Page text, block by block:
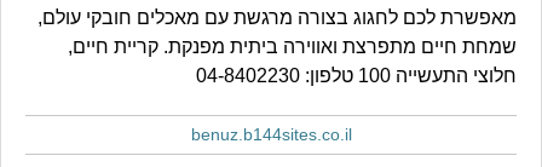
מאפשרת לכם לחגוג בצורה מרגשת עם מאכלים חובקי עולם,
שמחת חיים מתפרצת ואווירה ביתית מפנקת. קריית חיים,
חלוצי התעשייה 100 טלפון: 04-8402230
benuz.b144sites.co.il